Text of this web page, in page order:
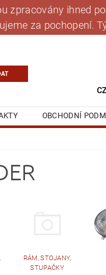
zpracovány ihned
za pochopení.
OBCHODNÍ
RÁM, STOJANY,
STUPAČKY